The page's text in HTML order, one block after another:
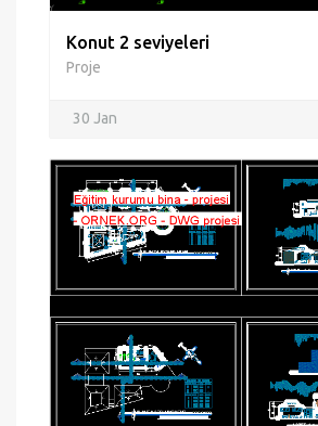
Konut 2 seviyeleri
Proje
30 Jan